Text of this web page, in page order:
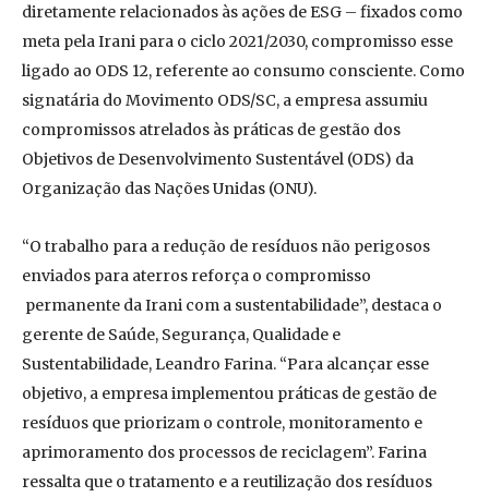
diretamente relacionados às ações de ESG – fixados como
meta pela Irani para o ciclo 2021/2030, compromisso esse
ligado ao ODS 12, referente ao consumo consciente. Como
signatária do Movimento ODS/SC, a empresa assumiu
compromissos atrelados às práticas de gestão dos
Objetivos de Desenvolvimento Sustentável (ODS) da
Organização das Nações Unidas (ONU).
“O trabalho para a redução de resíduos não perigosos
enviados para aterros reforça o compromisso
permanente da Irani com a sustentabilidade”, destaca o
gerente de Saúde, Segurança, Qualidade e
Sustentabilidade, Leandro Farina. “Para alcançar esse
objetivo, a empresa implementou práticas de gestão de
resíduos que priorizam o controle, monitoramento e
aprimoramento dos processos de reciclagem”. Farina
ressalta que o tratamento e a reutilização dos resíduos